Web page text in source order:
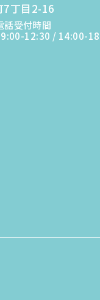
7丁目2-16
話受付時間
12:30 / 14:00-